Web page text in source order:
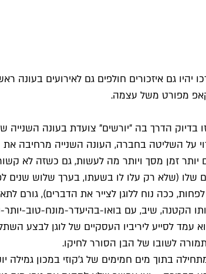
גם איזכורים חולפים גם לאירועים בעונה
הדרך בה "יורשים" צועדת בעונה השנייה
על השליטה בחברה, העונה השנייה מרחיבה
זמן מסך ויותר מה לעשות, גם כשזה לא קשור
(שלא רק עלו לו בשעתו, בערך שלוש שנים
ככה נוח ללוגן לצייר את הדברים), גורם
שיב, עם בואו-בהיעדר-מונח-טוב-
לסייע ליריביו העסקיים של לוגן לבצע
לשובו של הבן הסורר לחיקו.
בתוך מים חמימים של ג'קוזי במכון גמילה